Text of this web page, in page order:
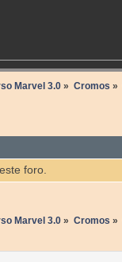
Marvel 3.0» Cromos »
foro.
Marvel 3.0» Cromos »